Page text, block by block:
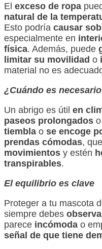
El exceso de ropa
natural de la
Esto podría causar
especialmente en
física. Además, puede
limitar su movilidad o
material no es
¿Cuándo es
Un abrigo es útil en
paseos prolongados
tiembla o se encoge
prendas cómodas, que
movimientos y estén
transpirables.
El equilibrio es clave
Proteger a tu mascota
siempre debes
parece incómoda o
señal de que tiene